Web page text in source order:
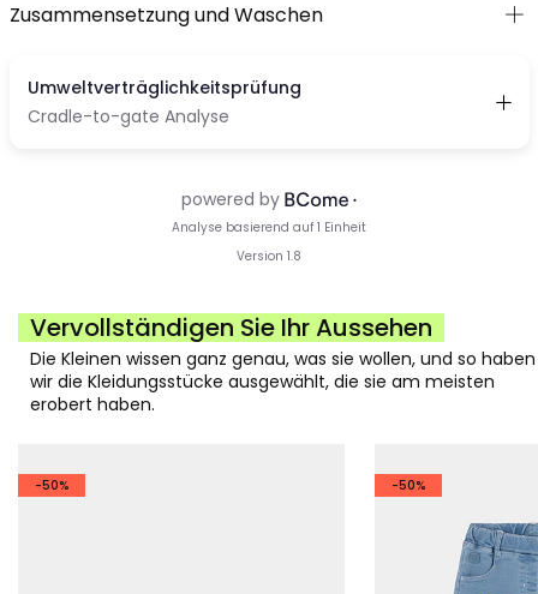
Zusammensetzung und Waschen
Vervollständigen Sie Ihr Aussehen
Die Kleinen wissen ganz genau, was sie wollen, und so haben
wir die Kleidungsstücke ausgewählt, die sie am meisten
erobert haben.
-50% -50%